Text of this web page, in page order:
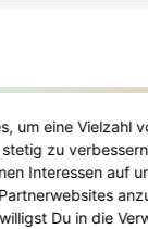
könnten dir
um eine Vielzahl
zu
Interessen auf
Du in die